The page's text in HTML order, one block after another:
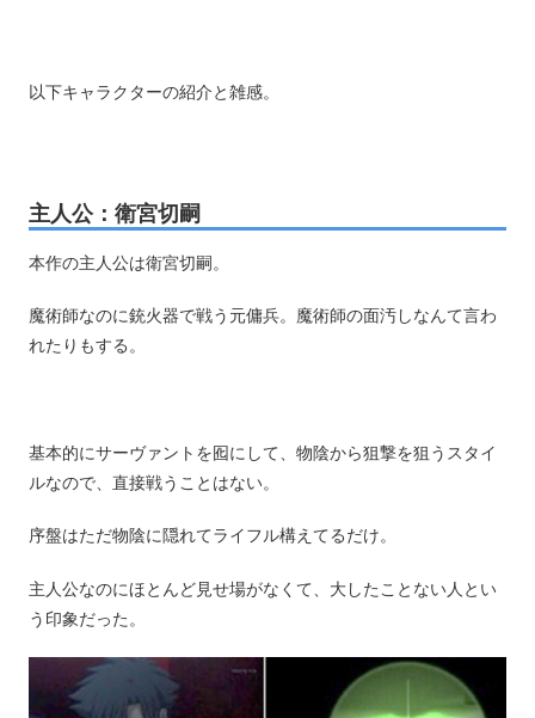
以下キャラクターの紹介と雑感。
主人公：衛宮切嗣
本作の主人公は衛宮切嗣。
魔術師なのに銃火器で戦う元傭兵。魔術師の面汚しなんて言わ
れたりもする。
基本的にサーヴァントを囮にして、物陰から狙撃を狙うスタイ
ルなので、直接戦うことはない。
序盤はただ物陰に隠れてライフル構えてるだけ。
主人公なのにほとんど見せ場がなくて、大したことない人とい
う印象だった。